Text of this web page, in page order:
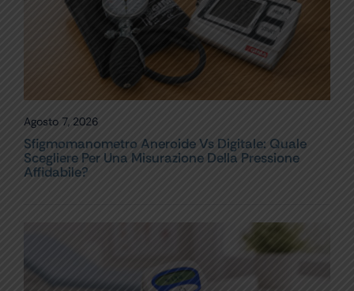
Agosto 7, 2026
Sfigmomanometro Aneroide Vs Digitale: Quale
Scegliere Per Una Misurazione Della Pressione
Affidabile?